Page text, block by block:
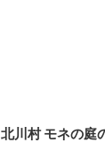
北川村 モネの庭